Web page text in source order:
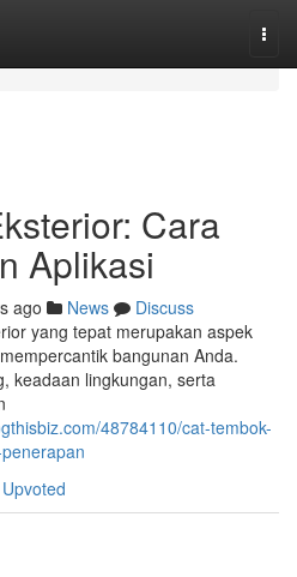
Cara
Aplikasi
ago News
Discuss
yang tepat merupakan aspek
bangunan Anda.
keadaan lingkungan, serta
48784110/cat-tembok-